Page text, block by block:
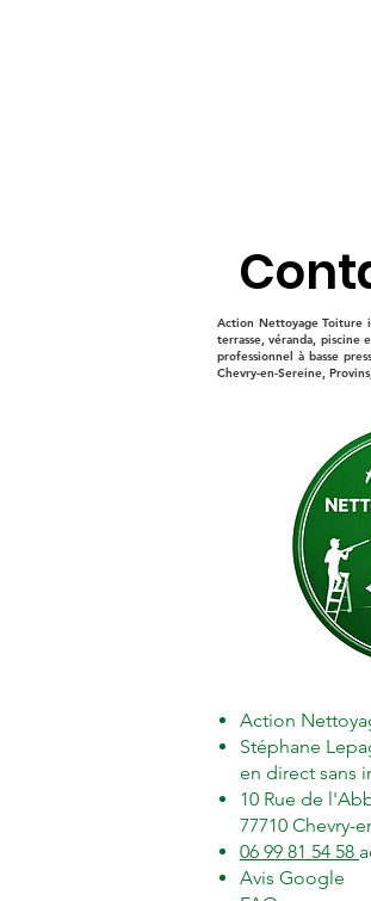
Action Nettoyage Toiture
terrasse, véranda, piscine
professionnel à basse
Chevry-en-Sereine,
Action
Stéphane
en direct sans
10 Rue de
77710 Chevry-
06 99 81 54 58
Avis Google